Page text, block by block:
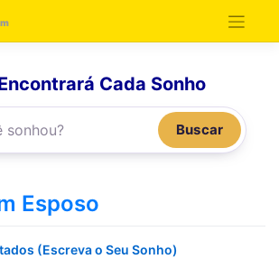
Cada Sonho
Buscar
Esposo
(Escreva o Seu Sonho)